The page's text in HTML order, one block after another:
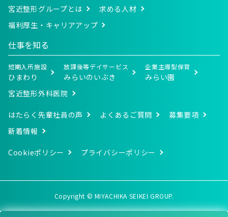
宮近整形グループとは
求める人材
福利厚生・キャリアアップ
仕事を知る
短期入所施設
ひまわり
放課後等デイサービス
みらいのいぶき
企業主導型保育
みらい園
宮近整形外科医院
はたらく先輩社員の声 よくあるご質問
募集要項
新着情報
Cookieポリシー プライバシーポリシー
Copyright © MIYACHIKA SEIKEI GROUP.